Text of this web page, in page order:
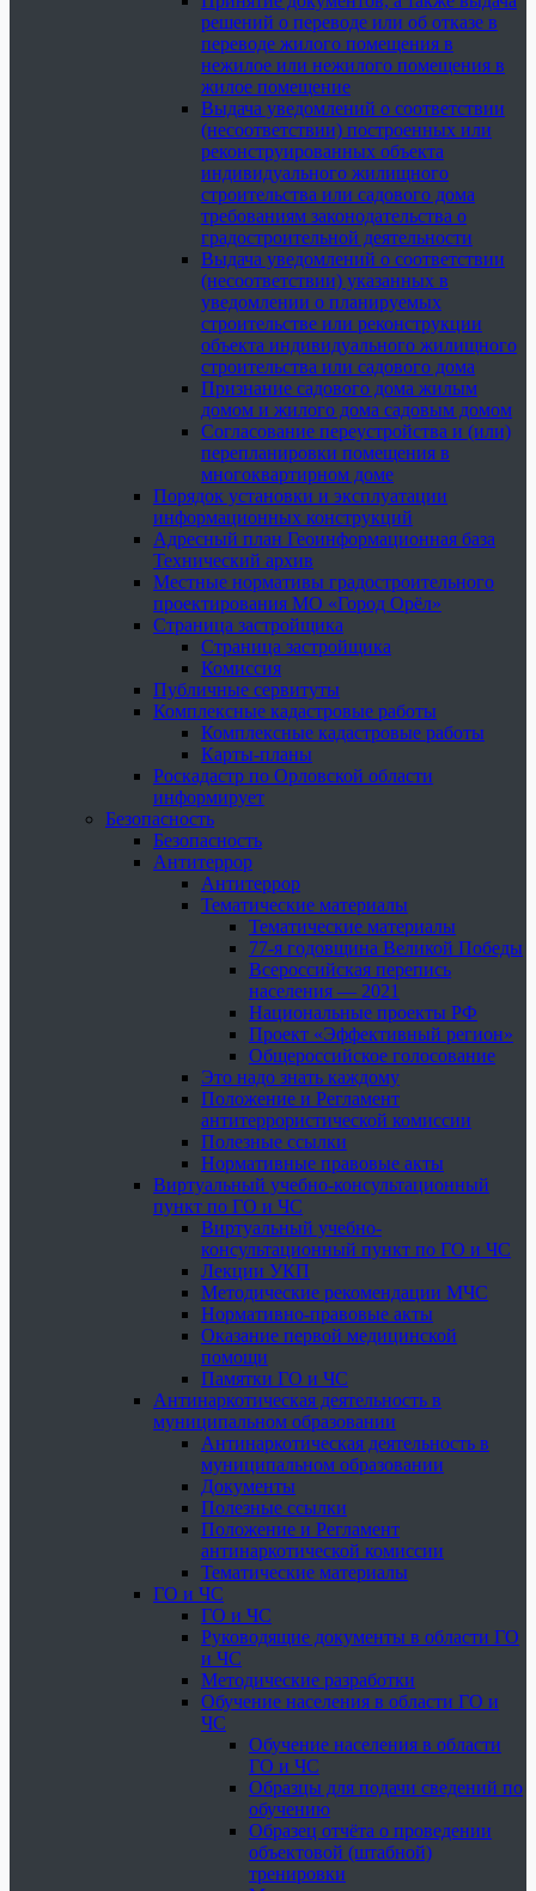
решений о переводе или об отказе в
переводе жилого помещения в
нежилое или нежилого помещения в
жилое помещение
Выдача уведомлений о соответствии
(несоответствии) построенных или
реконструированных объекта
индивидуального жилищного
строительства или садового дома
требованиям законодательства о
градостроительной деятельности
Выдача уведомлений о соответствии
(несоответствии) указанных в
уведомлении о планируемых
строительстве или реконструкции
объекта индивидуального жилищного
строительства или садового дома
Признание садового дома жилым
домом и жилого дома садовым домом
Согласование переустройства и (или)
перепланировки помещения в
многоквартирном доме
Порядок установки и эксплуатации
информационных конструкций
Адресный план Геоинформационная база
Технический архив
Местные нормативы градостроительного
проектирования МО «Город Орёл»
Страница застройщика
Страница застройщика
Комиссия
Публичные сервитуты
Комплексные кадастровые работы
Комплексные кадастровые работы
Карты-планы
Роскадастр по Орловской области
информирует
Безопасность
Безопасность
Антитеррор
Антитеррор
Тематические материалы
Тематические материалы
77-я годовщина Великой Победы
Всероссийская перепись
населения — 2021
Национальные проекты РФ
Проект «Эффективный регион»
Общероссийское голосование
Это надо знать каждому
Положение и Регламент
антитеррористической комиссии
Полезные ссылки
Нормативные правовые акты
Виртуальный учебно-консультационный
пункт по ГО и ЧС
Виртуальный учебно-
консультационный пункт по ГО и ЧС
Лекции УКП
Методические рекомендации МЧС
Нормативно-правовые акты
Оказание первой медицинской
помощи
Памятки ГО и ЧС
Антинаркотическая деятельность в
муниципальном образовании
Антинаркотическая деятельность в
муниципальном образовании
Документы
Полезные ссылки
Положение и Регламент
антинаркотической комиссии
Тематические материалы
ГО и ЧС
ГО и ЧС
Руководящие документы в области ГО
и ЧС
Методические разработки
Обучение населения в области ГО и
ЧС
Обучение населения в области
ГО и ЧС
Образцы для подачи сведений по
обучению
Образец отчёта о проведении
объектовой (штабной)
тренировки